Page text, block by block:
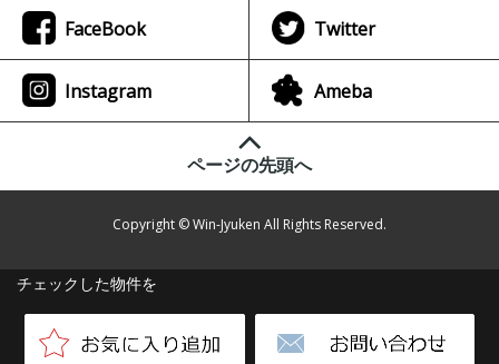
チェックした物件を
FaceBook Twitter
Instagram Ameba
ページの先頭へ
Copyright © Win-Jyuken All Rights Reserved.